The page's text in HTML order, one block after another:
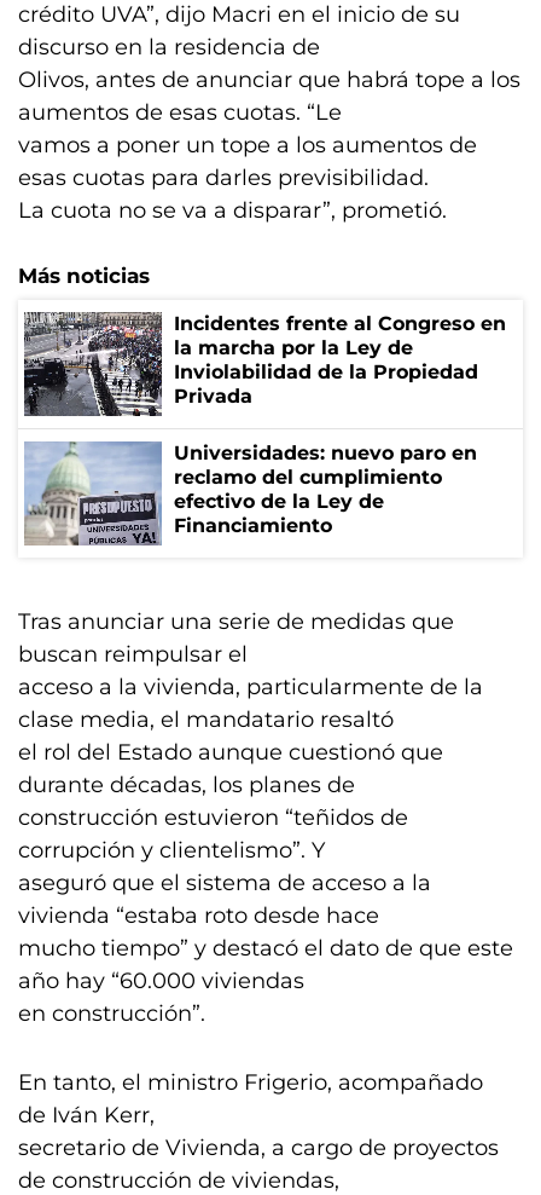
crédito UVA”, dijo Macri en el inicio de su
discurso en la residencia de
Olivos, antes de anunciar que habrá tope a los
aumentos de esas cuotas. “Le
vamos a poner un tope a los aumentos de
esas cuotas para darles previsibilidad.
La cuota no se va a disparar”, prometió.
Más noticias
Incidentes frente al Congreso en
la marcha por la Ley de
Inviolabilidad de la Propiedad
Privada
Universidades: nuevo paro en
reclamo del cumplimiento
efectivo de la Ley de
Financiamiento
Tras anunciar una serie de medidas que
buscan reimpulsar el
acceso a la vivienda, particularmente de la
clase media, el mandatario resaltó
el rol del Estado aunque cuestionó que
durante décadas, los planes de
construcción estuvieron “teñidos de
corrupción y clientelismo”. Y
aseguró que el sistema de acceso a la
vivienda “estaba roto desde hace
mucho tiempo” y destacó el dato de que este
año hay “60.000 viviendas
en construcción”.
En tanto, el ministro Frigerio, acompañado
de Iván Kerr,
secretario de Vivienda, a cargo de proyectos
de construcción de viviendas,